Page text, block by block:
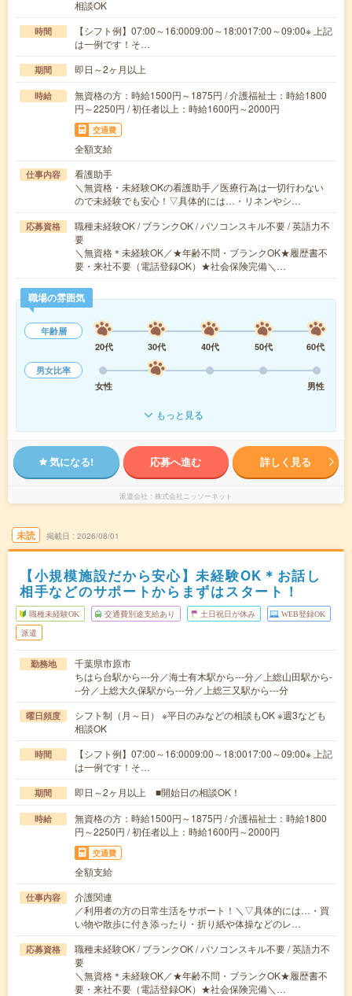
相談OK
時間
【シフト例】07:00～16:0009:00～18:0017:00～09:00※ 上記
は一例です！そ…
期間 即日～2ヶ月以上
時給
無資格の方：時給1500円～1875円 / 介護福祉士：時給1800
円～2250円 / 初任者以上：時給1600円～2000円
交通費
全額支給
仕事内容
看護助手
＼無資格・未経験OKの看護助手／医療行為は一切行わない
ので未経験でも安心！▽具体的には…・リネンやシ…
応募資格
職種未経験OK / ブランクOK / パソコンスキル不要 / 英語力不
要
＼無資格＊未経験OK／★年齢不問・ブランクOK★履歴書不
要・来社不要（電話登録OK）★社会保険完備＼…
職場の雰囲気
年齢層
20代
30代 40代 50代
60代
男女比率
女性
男性
もっと見る
気になる! 応募へ進む 詳しく見る
派遣会社 株式会社ニッソーネット
未読 掲載日 2026/08/01
【小規模施設だから安心】未経験OK＊お話し
相手などのサポートからまずはスタート！
職種未経験OK 交通費別途支給あり 土日祝日が休み WEB登録OK
派遣
勤務地
千葉県市原市
ちはら台駅から---分／海士有木駅から---分／上総山田駅から-
--分／上総大久保駅から---分／上総三又駅から---分
曜日頻度
シフト制（月～日） ※平日のみなどの相談もOK ※週3なども
相談OK
時間
【シフト例】07:00～16:0009:00～18:0017:00～09:00※ 上記
は一例です！そ…
期間 即日～2ヶ月以上 ■開始日の相談OK！
時給
無資格の方：時給1500円～1875円 / 介護福祉士：時給1800
円～2250円 / 初任者以上：時給1600円～2000円
交通費
全額支給
仕事内容
介護関連
／利用者の方の日常生活をサポート！＼▽具体的には…・買
い物や散歩に付き添ったり・折り紙や体操などのレ…
応募資格
職種未経験OK / ブランクOK / パソコンスキル不要 / 英語力不
要
＼無資格＊未経験OK／★年齢不問・ブランクOK★履歴書不
要・来社不要（電話登録OK）★社会保険完備＼…